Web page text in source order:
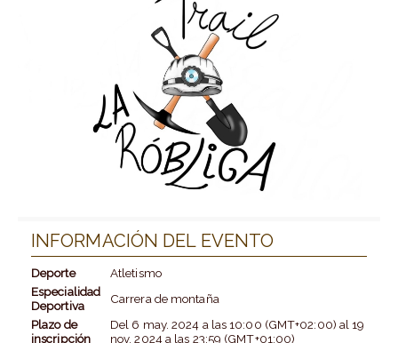
INFORMACIÓN DEL EVENTO
Deporte
Atletismo
Especialidad
Deportiva
Carrera de montaña
Plazo de
inscripción
Del 6 may. 2024 a las10:00 (GMT+02:00) al19
nov. 2024a las 23:59 (GMT+01:00)